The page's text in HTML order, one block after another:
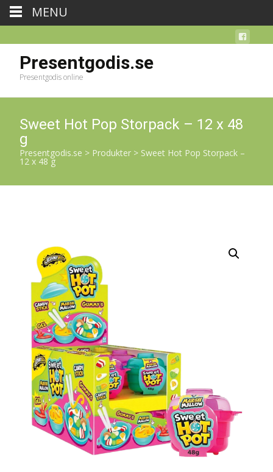
Presentgodis.se
Presentgodis online
Sweet Hot Pop Storpack – 12 x 48
g
Presentgodis.se > Produkter > Sweet Hot Pop Storpack –
12 x 48 g
MENU